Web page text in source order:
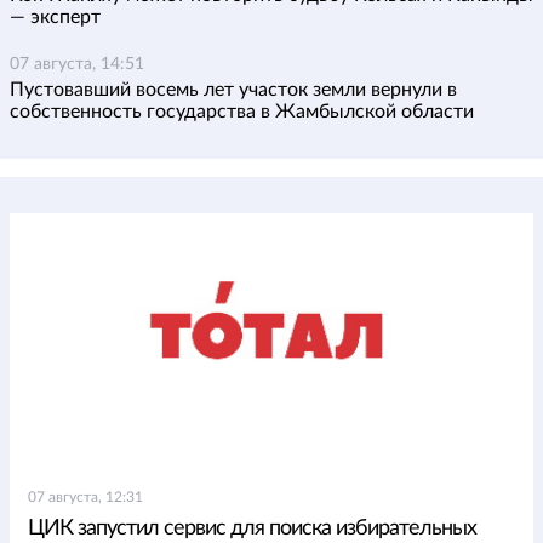
— эксперт
07 августа, 14:51
Пустовавший восемь лет участок земли вернули в
собственность государства в Жамбылской области
07 августа, 12:31
ЦИК запустил сервис для поиска избирательных